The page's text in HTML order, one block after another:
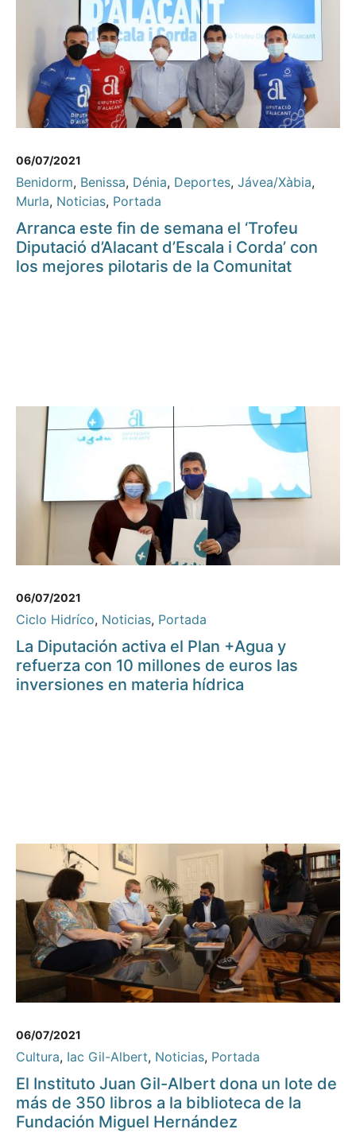
06/07/2021
Benidorm, Benissa, Dénia, Deportes, Jávea/Xàbia,
Murla, Noticias, Portada
Arranca este fin de semana el ‘Trofeu
Diputació d’Alacant d’Escala i Corda’ con
los mejores pilotaris de la Comunitat
06/07/2021
Ciclo Hidríco, Noticias, Portada
La Diputación activa el Plan +Agua y
refuerza con 10 millones de euros las
inversiones en materia hídrica
06/07/2021
Cultura, Iac Gil-Albert, Noticias, Portada
El Instituto Juan Gil-Albert dona un lote de
más de 350 libros a la biblioteca de la
Fundación Miguel Hernández